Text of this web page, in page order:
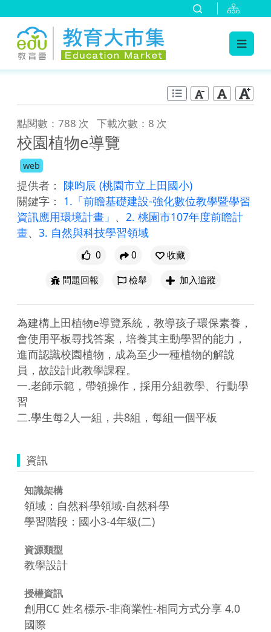
點閱數：788 次 下載次數：8 次
校園植物e導覽
web
提供者： 陳昀辰 (桃園市立上田國小)
關鍵字： 1.「前瞻基礎建設-強化數位教學暨學習
資訊應用環境計畫」 、 2. 桃園市107年度前瞻計
畫、 3. 自然與科技學習領域
0 0
收藏
問題回報
檢舉 加入追蹤
為建構上田植物e導覽系統，教導孩子環保素養，
會使用平板尋找答案，培養其主動學習的能力，
進而認識校園植物，成為至少一種植物的解說
員，故設計此教學課程。
一.老師示範，帶領操作，採用分組教學、行動學
習
資訊
知識架構
領域：自然科學領域-自然科學
學習階段：國小3-4年級(二)
資源類型
教學設計
授權資訊
創用CC 姓名標示-非商業性-相同方式分享 4.0
國際